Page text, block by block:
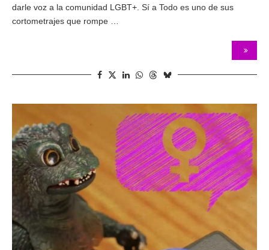
darle voz a la comunidad LGBT+. Sí a Todo es uno de sus
cortometrajes que rompe …